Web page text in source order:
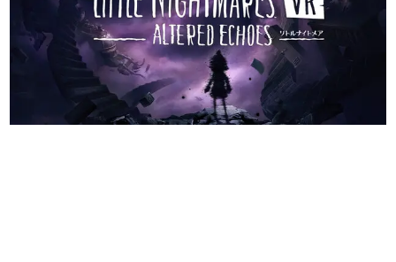
若ゲのいたり〜ゲームクリエイターの青春〜
『うつヌケ』『ペンと箸』等で知られるマンガ家・田中圭
一先生によるゲーム業界レポートマンガです。
なんでゲームは面白い？
ゲーム開発者・hamatsu氏がゲームの魅力を画面や操作の
具体的な形から解き明かしていく、硬派で骨太な評論連載